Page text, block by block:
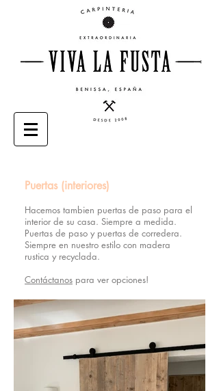
Puertas (interiores)
Hacemos tambien puertas de paso para el
interior de su casa. Siempre a medida.
Puertas de paso y puertas de corredera.
Siempre en nuestro estilo con madera
rustica y recyclada.
Contáctanos para ver opciones!